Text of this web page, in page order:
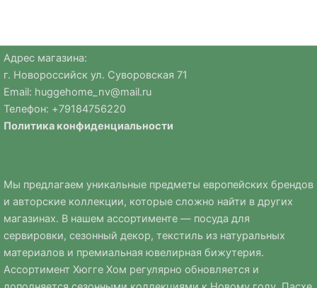
Адрес магазина:
г. Новороссийск ул. Суворовская 71
Email: huggehome_nv@mail.ru
Телефон: +79184756220
Политика конфиденциальности
Мы предлагаем уникальные предметы европейских брендов
и авторские коллекции, которые сложно найти в других
магазинах. В нашем ассортименте — посуда для
сервировки, сезонный декор, текстиль из натуральных
материалов и премиальная ювелирная бижутерия.
Ассортимент Хюгге Хом регулярно обновляется и